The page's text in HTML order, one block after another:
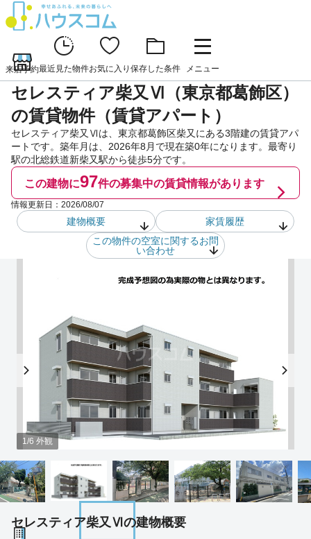
来店予約最近見た物件お気に入り 保存した条件 メニュー
セレスティア柴又Ⅵ（東京都葛飾区）
の賃貸物件（賃貸アパート）
セレスティア柴又Ⅵは、東京都葛飾区柴又にある3階建の賃貸アパ
ートです。築年月は、2026年8月で現在築0年になります。最寄り
駅の北総鉄道新柴又駅から徒歩5分です。
この建物に97件の募集中の賃貸情報があります
情報更新日： 2026/08/07
建物概要
家賃履歴
この物件の空室に関するお問
い合わせ
1/6 外観
セレスティア柴又Ⅵの建物概要